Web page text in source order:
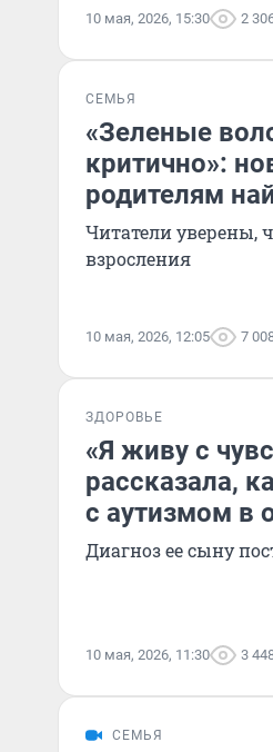
10 мая, 2026, 15:30 2
СЕМЬЯ
«Зеленые
критично»:
родителям
Читатели уверены,
взросления
10 мая, 2026, 12:05 7
ЗДОРОВЬЕ
«Я живу с
рассказала,
с аутизмом в
Диагноз ее сыну
10 мая, 2026, 11:30 3
СЕМЬЯ